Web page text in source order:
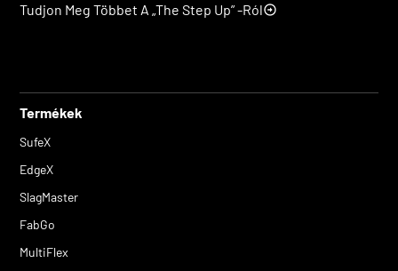
Tudjon Meg Többet A „The Step Up” -ról
Termékek
SufeX
EdgeX
SlagMaster
FabGo
MultiFlex